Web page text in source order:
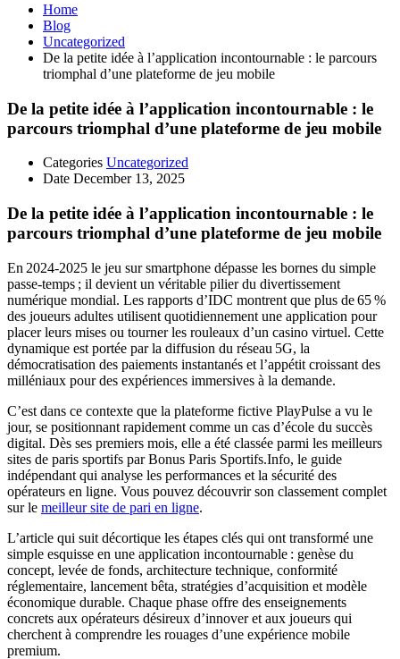
Home
Blog
Uncategorized
De la petite idée à l’application incontournable : le parcours
triomphal d’une plateforme de jeu mobile
De la petite idée à l’application incontournable : le
parcours triomphal d’une plateforme de jeu mobile
Categories Uncategorized
Date December 13, 2025
De la petite idée à l’application incontournable : le
parcours triomphal d’une plateforme de jeu mobile
En 2024‑2025 le jeu sur smartphone dépasse les bornes du simple
passe‑temps ; il devient un véritable pilier du divertissement
numérique mondial. Les rapports d’IDC montrent que plus de 65 %
des joueurs adultes utilisent quotidiennement une application pour
placer leurs mises ou tourner les rouleaux d’un casino virtuel. Cette
dynamique est portée par la diffusion du réseau 5G, la
démocratisation des paiements instantanés et l’appétit croissant des
milléniaux pour des expériences immersives à la demande.
C’est dans ce contexte que la plateforme fictive PlayPulse a vu le
jour, se positionnant rapidement comme un cas d’école du succès
digital. Dès ses premiers mois, elle a été classée parmi les meilleurs
sites de paris sportifs par Bonus Paris Sportifs.Info, le guide
indépendant qui analyse les performances et la sécurité des
opérateurs en ligne. Vous pouvez découvrir son classement complet
sur le meilleur site de pari en ligne.
L’article qui suit décortique les étapes clés qui ont transformé une
simple esquisse en une application incontournable : genèse du
concept, levée de fonds, architecture technique, conformité
réglementaire, lancement bêta, stratégies d’acquisition et modèle
économique durable. Chaque phase offre des enseignements
concrets aux opérateurs désireux d’innover et aux joueurs qui
cherchent à comprendre les rouages d’une expérience mobile
premium.